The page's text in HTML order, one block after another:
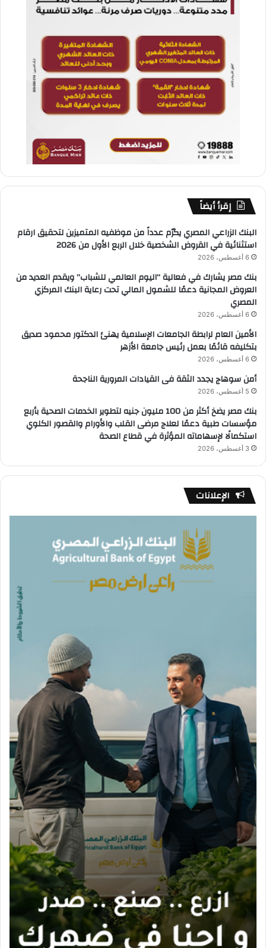
إقرأ أيضاً
البنك الزراعي المصري يكرّم عدداً من موظفيه المتميزين لتحقيق ارقام
استثنائية في القروض الشخصية خلال الربع الأول من 2026
6 أغسطس، 2026
بنك مصر يشارك في فعالية “اليوم العالمي للشباب” ويقدم العديد من
العروض المجانية دعمًا للشمول المالي تحت رعاية البنك المركزي
المصري
6 أغسطس، 2026
الأمين العام لرابطة الجامعات الإسلامية يهنئ الدكتور محمود صديق
بتكليفه قائمًا بعمل رئيس جامعة الأزهر
6 أغسطس، 2026
أمن سوهاج يجدد الثقة فى القيادات المرورية الناجحة
5 أغسطس، 2026
بنك مصر يضخ أكثر من 100 مليون جنيه لتطوير الخدمات الصحية بأربع
مؤسسات طبية دعمًا لعلاج مرضى القلب والأورام والقصور الكلوي
استكمالًا لإسهاماته المؤثرة في قطاع الصحة
3 أغسطس، 2026
الإعلانات